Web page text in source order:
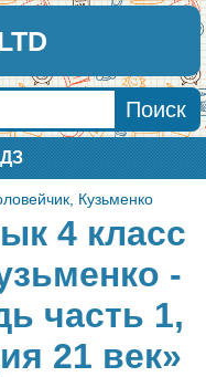
Кузьменко
4 класс
-
часть 1,
21 век»